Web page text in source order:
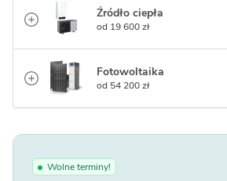
Źródło ciepła
od 19 600 zł
Fotowoltaika
od 54 200 zł
Wolne terminy!